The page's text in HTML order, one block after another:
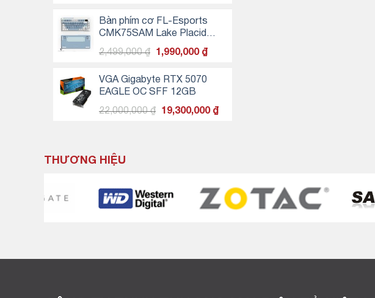
Bàn phím cơ FL-Esports
CMK75SAM Lake Placid
Blue
2,499,000₫
Giá
là:
2,499,000 ₫.
1,990,000 ₫
VGA Gigabyte RTX 5070
EAGLE OC SFF 12GB
22,000,000₫
Giá
19,300,000 ₫
THƯƠNG HIỆU